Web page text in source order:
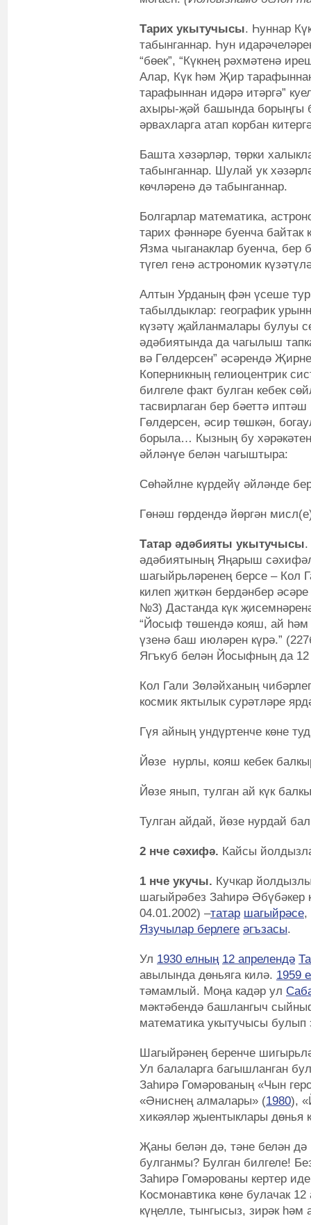
Тарих укытучысы. Һуннар
табынганнар. Һун
“бөек”, “Күкнең рәхмәтенә
Алар, Күк һәм Җир
тарафыннан идәрә итәргә”
ахыры-җәй башында борыңгы
әрвахларга атап корбан
Башта хәзәрләр, төрки
табынганнар. Шулай ук
көчләренә дә табынганнар.
Болгарлар математика,
тарих фәннәре буенча байтак
Язма чыганаклар буенча, бер
түгел генә астрономик
Алтын Урданың фән үсеше
табылдыклар: географик
күзәтү җайланмалары булуы
әдәбиятында да чагылыш
вә Гөлдерсен” әсәрендә
Коперникның гелиоцентрик
билгеле факт булган кебек
тасвирлаган бер бәеттә
Гөлдерсен, әсир төшкән,
борыла… Кызның бу
әйләнүе белән чагыштыра:
Сөһәйлне күрдейү әйләнде
Гөнәш гөрдендә йөргән
Татар әдәбияты укытучысы.
әдәбиятының Яңарыш
шагыйрьләренең берсе – Кол
килеп җиткән бердәнбер
№3) Дастанда күк
“Йосыф төшендә кояш, ай һәм
үзенә баш июләрен күрә.”
Ягъкуб белән Йосыфның да
Кол Гали Зөләйханың
космик яктылык сурәтләре
Гүя айның ундүртенче көне
Йөзе нурлы, кояш кебек
Йөзе янып, тулган ай күк
Тулган айдай, йөзе нурдай
2 нче сәхифә. Кайсы
1 нче укучы. Кучкар
шагыйрәбез Заһирә Әбүбәкер
04.01.2002) –татар шагыйрәсе,
Язучылар берлеге әгъзасы.
Ул 1930 елның 12 апрелендә
авылында дөньяга килә. 1959
тәмамлый. Моңа кадәр ул
мәктәбендә башлангыч
математика укытучысы
Шагыйрәнең беренче
Ул балаларга багышланган
Заһирә Гомәрованың «Чын
«Әниснең алмалары» (1980),
хикәяләр җыентыклары дөнья
Җаны белән дә, тәне белән дә
булганмы? Булган билгеле!
Заһирә Гомәрованы кертер
Космонавтика көне булачак
күңелле, тынгысыз, зирәк